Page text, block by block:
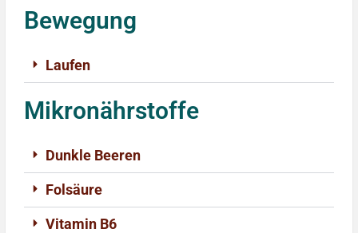
Bewegung
Laufen
Mikronährstoffe
Dunkle Beeren
Folsäure
Vitamin B6